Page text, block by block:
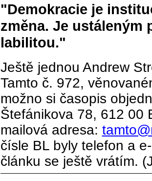
"Demokracie je
změna. Je ustáleným
labilitou."
Ještě jednou Andrew
Tamto č. 972,
možno si časopis
Štefánikova 78, 612 00
mailová adresa:
čísle BL byly telefon a
článku se ještě vrátím.